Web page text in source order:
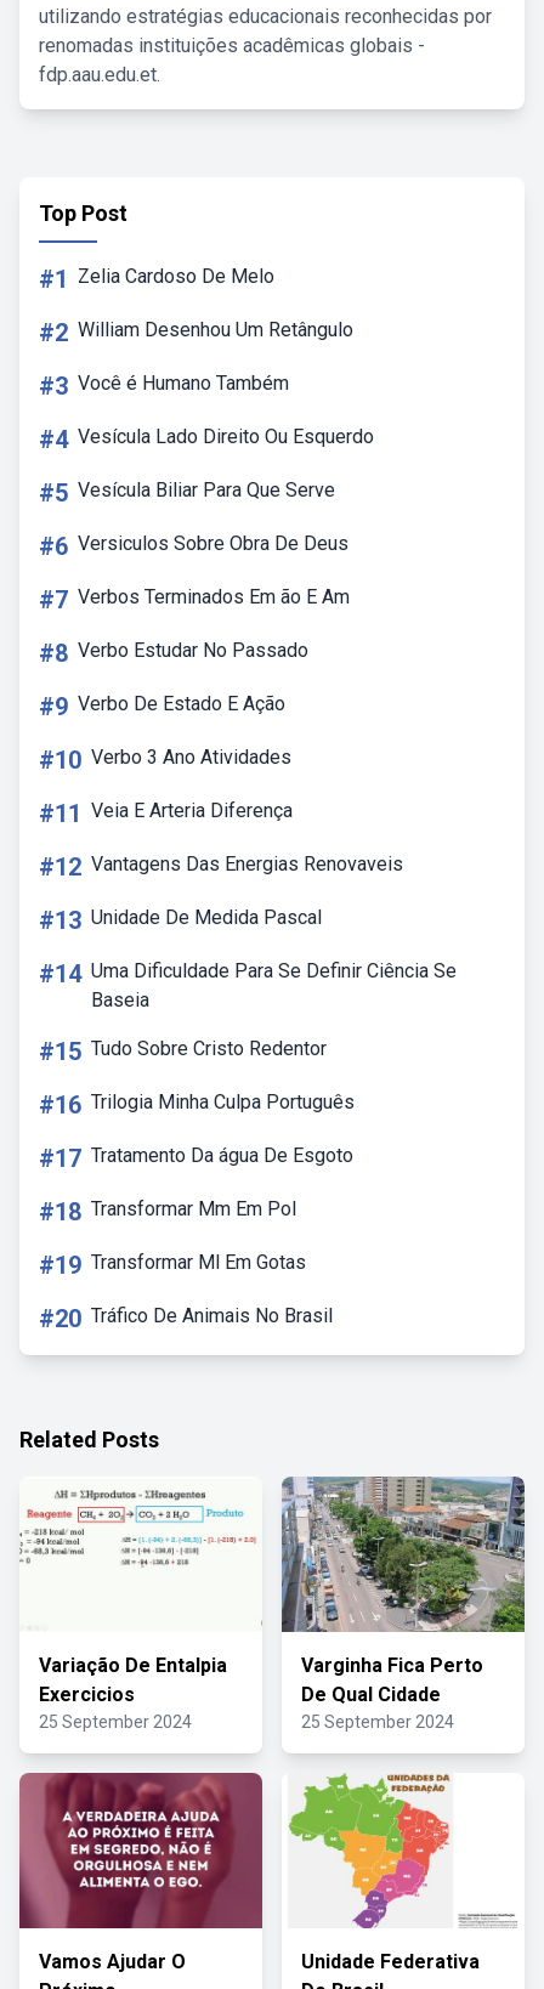
utilizando estratégias educacionais reconhecidas por
renomadas instituições acadêmicas globais -
fdp.aau.edu.et.
Top Post
#1 Zelia Cardoso De Melo
#2 William Desenhou Um Retângulo
#3 Você é Humano Também
#4 Vesícula Lado Direito Ou Esquerdo
#5 Vesícula Biliar Para Que Serve
#6 Versiculos Sobre Obra De Deus
#7 Verbos Terminados Em ão E Am
#8 Verbo Estudar No Passado
#9 Verbo De Estado E Ação
#10 Verbo 3 Ano Atividades
#11 Veia E Arteria Diferença
#12 Vantagens Das Energias Renovaveis
#13 Unidade De Medida Pascal
#14 Uma Dificuldade Para Se Definir Ciência Se
Baseia
#15 Tudo Sobre Cristo Redentor
#16 Trilogia Minha Culpa Português
#17 Tratamento Da água De Esgoto
#18 Transformar Mm Em Pol
#19 Transformar Ml Em Gotas
#20 Tráfico De Animais No Brasil
Related Posts
Variação De Entalpia
Exercicios
25 September 2024
Varginha Fica Perto
De Qual Cidade
25 September 2024
Vamos Ajudar O
Unidade Federativa